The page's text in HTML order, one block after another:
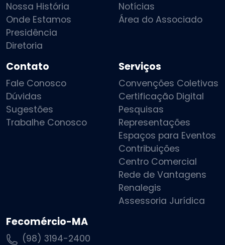
Nossa História
Onde Estamos
Presidência
Diretoria
Notícias
Área do Associado
Contato
Fale Conosco
Dúvidas
Sugestões
Trabalhe Conosco
Serviços
Convenções Coletivas
Certificação Digital
Pesquisas
Representações
Espaços para Eventos
Contribuições
Centro Comercial
Rede de Vantagens
Renalegis
Assessoria Jurídica
Fecomércio-MA
(98) 3194-2400